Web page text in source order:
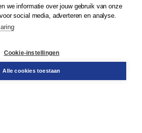
we informatie over jouw gebruik van onze
social media, adverteren en analyse.
Cookie-instellingen
Alle cookies toestaan